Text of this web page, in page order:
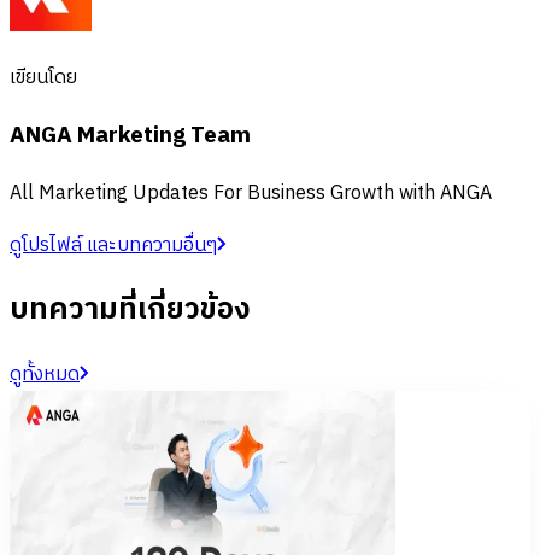
เขียนโดย
ANGA Marketing Team
All Marketing Updates For Business Growth with ANGA
ดูโปรไฟล์ และบทความอื่นๆ
บทความที่เกี่ยวข้อง
ดูทั้งหมด